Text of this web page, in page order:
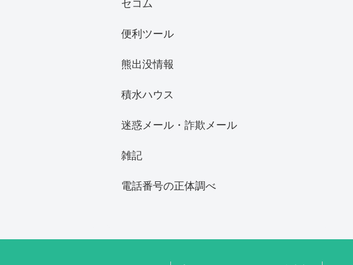
セコム
便利ツール
熊出没情報
積水ハウス
迷惑メール・詐欺メール
雑記
電話番号の正体調べ